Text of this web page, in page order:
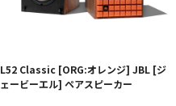
L52 Classic [ORG:オレンジ] JBL [ジ
ェービーエル] ペアスピーカー